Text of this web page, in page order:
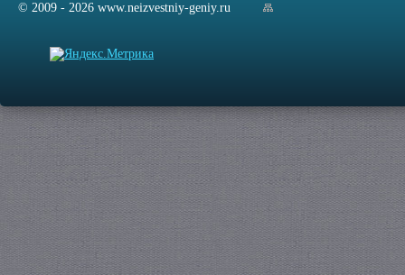
© 2009 - 2026 www.neizvestniy-geniy.ru
сайта